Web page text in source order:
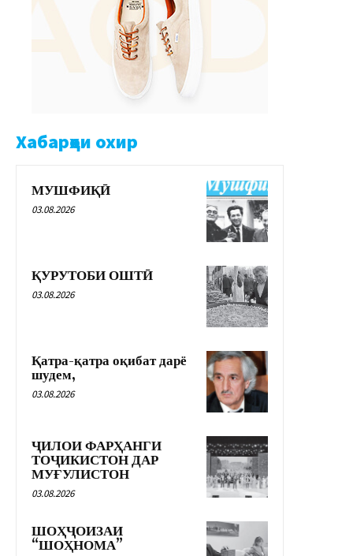
Хабарҳои охир
МУШФИҚӢ
03.08.2026
ҚУРУТОБИ ОШТӢ
03.08.2026
Қатра-қатра оқибат дарё
шудем,
03.08.2026
ҶИЛОИ ФАРҲАНГИ
ТОҶИКИСТОН ДАР
МУҒУЛИСТОН
03.08.2026
ШОҲҶОИЗАИ
“ШОҲНОМА”